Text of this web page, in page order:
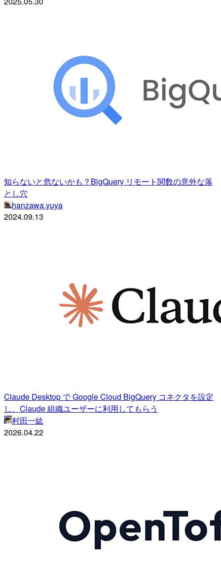
知らないと危ないかも？BigQuery リモート関数の意外な落
とし穴
hanzawa.yuya
2024.09.13
Claude Desktop で Google Cloud BigQuery コネクタを設定
し、Claude 組織ユーザーに利用してもらう
村田一紘
2026.04.22